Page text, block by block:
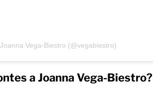
Vega-Biestro (@vegabiestro)
a Joanna Vega-Biestro?